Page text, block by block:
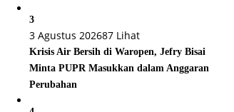
3
3 Agustus 202687 Lihat
Krisis Air Bersih di Waropen, Jefry Bisai
Minta PUPR Masukkan dalam Anggaran
Perubahan